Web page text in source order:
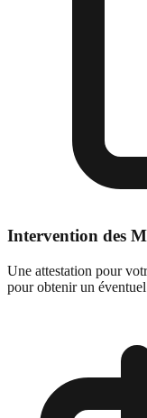
Intervention des
Une attestation pour
pour obtenir un